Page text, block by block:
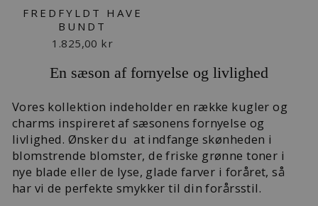
FREDFYLDT HAVE
BUNDT
1.825,00 kr
En sæson af fornyelse og livlighed
Vores kollektion indeholder en række kugler og
charms inspireret af sæsonens fornyelse og
livlighed. Ønsker du at indfange skønheden i
blomstrende blomster, de friske grønne toner i
nye blade eller de lyse, glade farver i foråret, så
har vi de perfekte smykker til din forårsstil.